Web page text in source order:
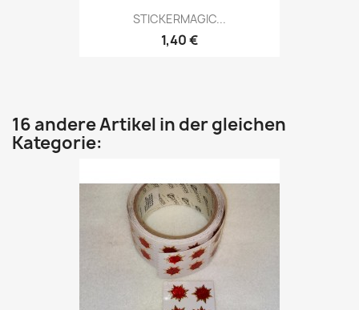
STICKERMAGIC...
1,40 €
16 andere Artikel in der gleichen
Kategorie: